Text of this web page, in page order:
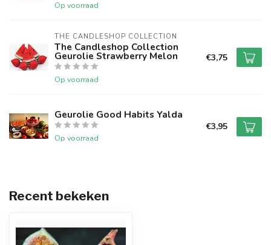
Op voorraad
THE CANDLESHOP COLLECTION
The Candleshop Collection
Geurolie Strawberry Melon
Op voorraad
€3,75
Geurolie Good Habits Yalda
Op voorraad
€3,95
Recent bekeken